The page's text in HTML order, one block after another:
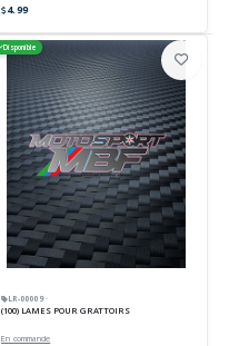
4.99
Disponible
LR-00009 ·
(100) LAMES POUR GRATTOIRS
En commande